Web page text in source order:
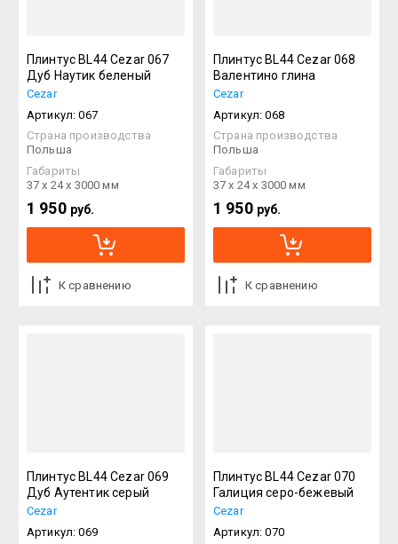
Плинтус BL44 Cezar 067
Дуб Наутик беленый
Cezar
Артикул: 067
Страна производства
Польша
Габариты
37 х 24 х 3000 мм
1 950 руб.
К сравнению
Плинтус BL44 Cezar 068
Валентино глина
Cezar
Артикул: 068
Страна производства
Польша
Габариты
37 х 24 х 3000 мм
1 950 руб.
К сравнению
Плинтус BL44 Cezar 069
Дуб Аутентик серый
Cezar
Артикул: 069
Плинтус BL44 Cezar 070
Галиция серо-бежевый
Cezar
Артикул: 070